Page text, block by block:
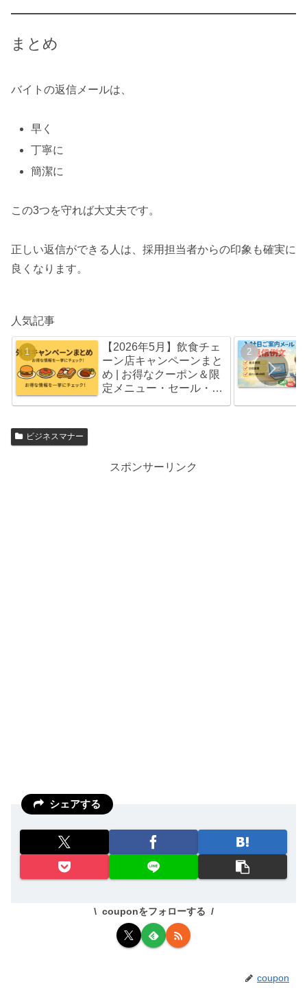
まとめ
バイトの返信メールは、
早く
丁寧に
簡潔に
この3つを守れば大丈夫です。
正しい返信ができる人は、採用担当者からの印象も確実に
良くなります。
人気記事
【2026年5月】飲食チェ
ーン店キャンペーンまと
め | お得なクーポン＆限
定メニュー・セール・福
ビジネスマナー
スポンサーリンク
シェアする
couponをフォローする
coupon